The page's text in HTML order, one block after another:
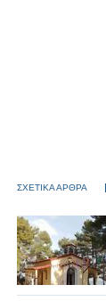
ΣΧΕΤΙΚΑ ΑΡΘΡΑ